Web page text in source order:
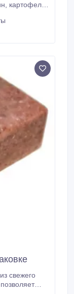
хранения
Обсудим
свежего